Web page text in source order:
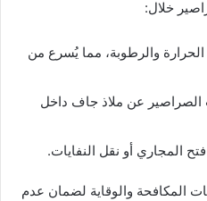
خلال:
والرطوبة، مما يُسرع من
عن ملاذ جاف داخل
المجاري أو نقل النفايات.
المكافحة والوقاية لضمان عدم